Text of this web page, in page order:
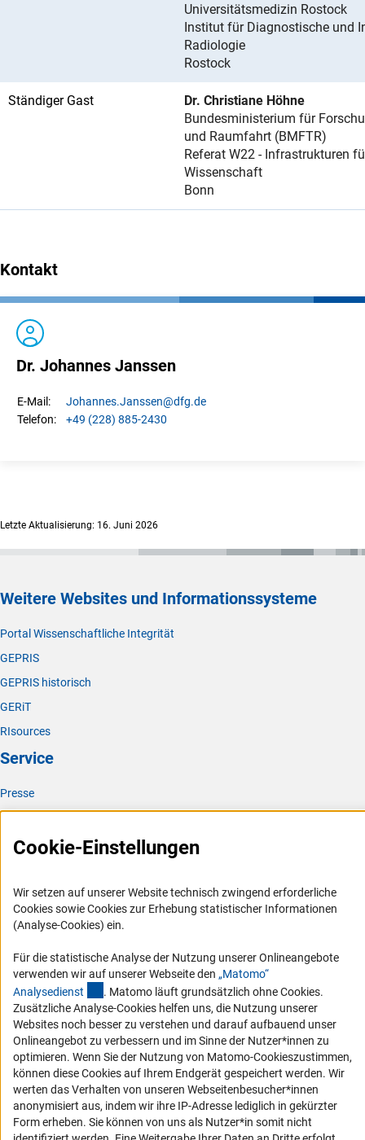
Universitätsmedizin Rostock
Institut für Diagnostische und
Radiologie
Rostock
Ständiger Gast
Dr. Christiane Höhne
Bundesministerium für
und Raumfahrt (BMFTR)
Referat W22 - Infrastrukturen
Wissenschaft
Bonn
Kontakt
Dr. Johannes Janssen
E-Mail: Johannes.Janssen@dfg.de
Telefon:
+49 (228) 885-2430
Letzte Aktualisierung: 16. Juni 2026
Weitere Websites und Informationssysteme
Portal Wissenschaftliche Integrität
GEPRIS
GEPRIS historisch
GERiT
RIsources
Service
Presse
FAQ
Karriere
RSS-Feeds
Compliance
Barrierefreiheit
Service und Informationen für Menschen mit Behinderungen
Erklärung zur Barrierefreiheit
Barriere melden
DFG-aktuell
Erhalten Sie Neuigkeiten aus der DFG direkt in Ihr Mailpostfach oder
schauen Sie sich die Ausgaben online an.
Cookie-Einstellungen
Wir setzen auf unserer Website technisch zwingend erforderliche
Cookies sowie Cookies zur Erhebung statistischer Informationen
(Analyse-Cookies) ein.
Für die statistische Analyse der Nutzung unserer Onlineangebote
verwenden wir auf unserer Webseite den „Matomo“
Analysedienst (externer Link)
. Matomo läuft grundsätzlich ohne Cookies.
Zusätzliche Analyse-Cookies helfen uns, die Nutzung unserer
Websites noch besser zu verstehen und darauf aufbauend unser
Onlineangebot zu verbessern und im Sinne der Nutzer*innen zu
optimieren. Wenn Sie der Nutzung von Matomo-Cookieszustimmen,
können diese Cookies auf Ihrem Endgerät gespeichert werden. Wir
werten das Verhalten von unseren Webseitenbesucher*innen
anonymisiert aus, indem wir ihre IP-Adresse lediglich in gekürzter
Form erheben. Sie können von uns als Nutzer*in somit nicht